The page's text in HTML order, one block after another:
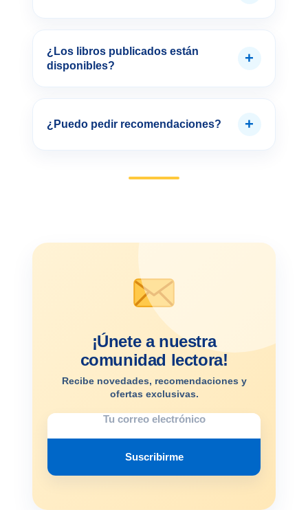
¿Los libros publicados están
disponibles?
+
¿Puedo pedir recomendaciones? +
¡Únete a nuestra
comunidad lectora!
Recibe novedades, recomendaciones y
ofertas exclusivas.
Suscribirme